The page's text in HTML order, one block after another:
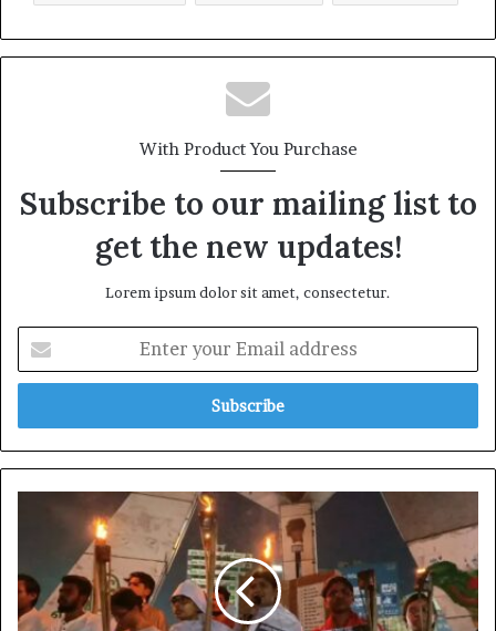
With Product You Purchase
Subscribe to our mailing list to
get the new updates!
Lorem ipsum dolor sit amet, consectetur.
your
Email
সংঘটিত
সকল
ধর্ষণ